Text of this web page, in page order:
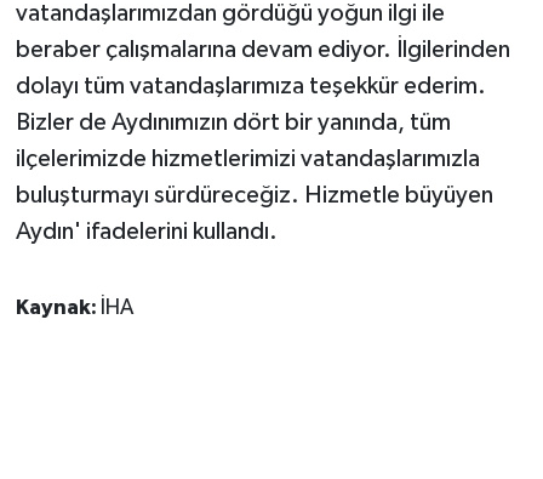
vatandaşlarımızdan gördüğü yoğun ilgi ile
beraber çalışmalarına devam ediyor. İlgilerinden
dolayı tüm vatandaşlarımıza teşekkür ederim.
Bizler de Aydınımızın dört bir yanında, tüm
ilçelerimizde hizmetlerimizi vatandaşlarımızla
buluşturmayı sürdüreceğiz. Hizmetle büyüyen
Aydın' ifadelerini kullandı.
Kaynak: İHA